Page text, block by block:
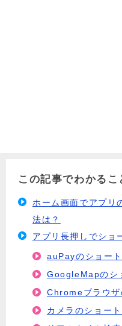
この記事でわかるこ
ホーム画面でアプリ
法は？
アプリ長押しでショ
auPayのショート
GoogleMapのシ
Chromeブラウザ
カメラのショー